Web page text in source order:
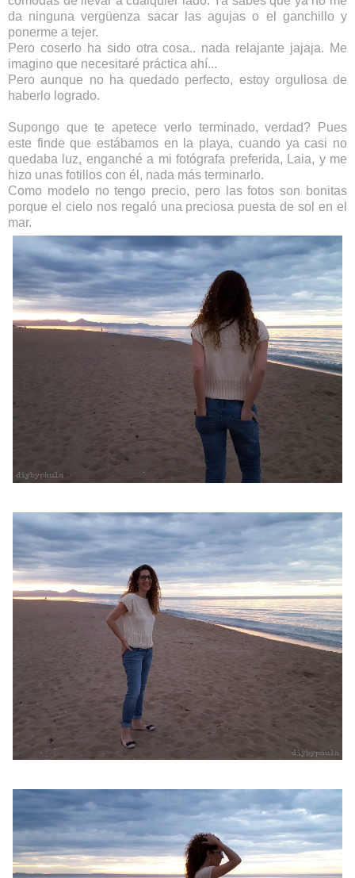
da ninguna vergüenza sacar las agujas o el ganchillo y
ponerme a tejer.
Pero coserlo ha sido otra cosa.. nada relajante jajaja. Me
imagino que necesitaré práctica ahí...
Pero aunque no ha quedado perfecto, estoy orgullosa de
haberlo logrado.
Supongo que te apetece verlo terminado, verdad? Pues
este finde que estábamos en la playa, cuando ya casi no
quedaba luz, enganché a mi fotógrafa preferida, Laia, y me
hizo unas fotillos con él, nada más terminarlo.
Como modelo no tengo precio, pero las fotos son bonitas
porque el cielo nos regaló una preciosa puesta de sol en el
mar.